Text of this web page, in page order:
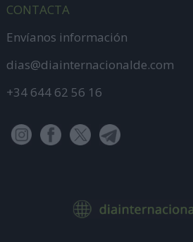
CONTACTA
Envíanos información
dias@diainternacionalde.com
+34 644 62 56 16